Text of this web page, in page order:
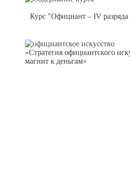
Курс "Официант – IV разряда
«Стратегия официантского
магнит к деньгам»